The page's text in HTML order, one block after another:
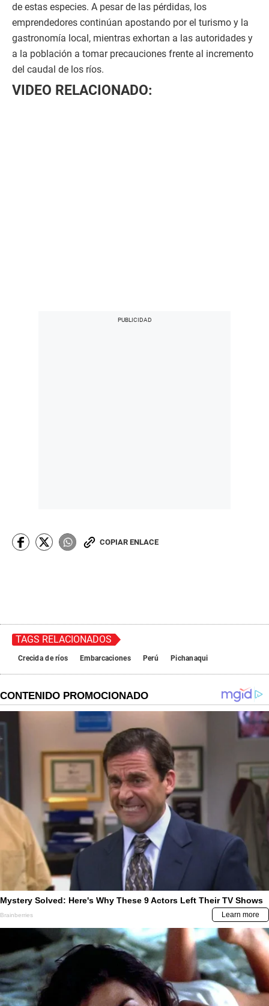
de estas especies. A pesar de las pérdidas, los
emprendedores continúan apostando por el turismo y la
gastronomía local, mientras exhortan a las autoridades y
a la población a tomar precauciones frente al incremento
del caudal de los ríos.
VIDEO RELACIONADO:
COPIAR ENLACE
TAGS RELACIONADOS
Crecida de ríos Embarcaciones Perú Pichanaqui